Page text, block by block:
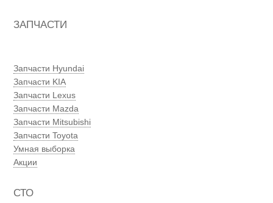
ЗАПЧАСТИ
Запчасти Hyundai
Запчасти KIA
Запчасти Lexus
Запчасти Mazda
Запчасти Mitsubishi
Запчасти Toyota
Умная выборка
Акции
СТО